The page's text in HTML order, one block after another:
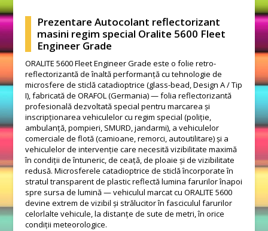
Prezentare Autocolant reflectorizant
masini regim special Oralite 5600 Fleet
Engineer Grade
ORALITE 5600 Fleet Engineer Grade este o folie retro-
reflectorizantă de înaltă performanță cu tehnologie de
microsfere de sticlă catadioptrice (glass-bead, Design A / Tip
I), fabricată de ORAFOL (Germania) — folia reflectorizantă
profesională dezvoltată special pentru marcarea și
inscripționarea vehiculelor cu regim special (poliție,
ambulanță, pompieri, SMURD, jandarmi), a vehiculelor
comerciale de flotă (camioane, remorci, autoutilitare) și a
vehiculelor de intervenție care necesită vizibilitate maximă
în condiții de întuneric, de ceață, de ploaie și de vizibilitate
redusă. Microsferele catadioptrice de sticlă încorporate în
stratul transparent de plastic reflectă lumina farurilor înapoi
spre sursa de lumină — vehiculul marcat cu ORALITE 5600
devine extrem de vizibil și strălucitor în fasciculul farurilor
celorlalte vehicule, la distanțe de sute de metri, în orice
condiții meteorologice.